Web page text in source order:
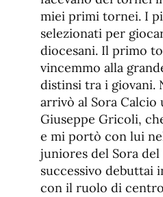
miei primi tornei. I
selezionati per
diocesani. Il primo
vincemmo alla
distinsi tra i giovani.
arrivò al Sora Calcio
Giuseppe Gricoli,
e mi portò con lui
juniores del Sora del
successivo debuttai
con il ruolo di